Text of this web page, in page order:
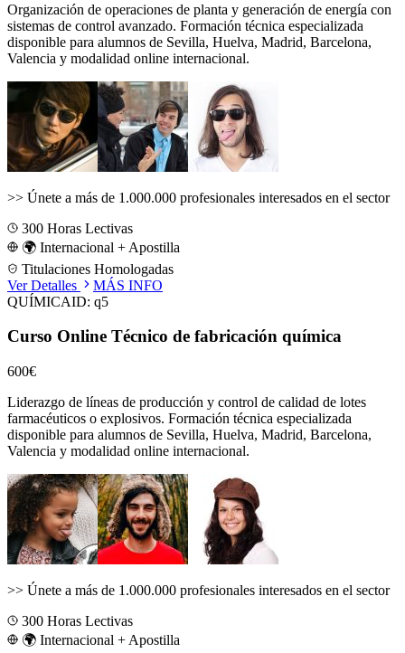
Organización de operaciones de planta y generación de energía con
sistemas de control avanzado. Formación técnica especializada
disponible para alumnos de Sevilla, Huelva, Madrid, Barcelona,
Valencia y modalidad online internacional.
>> Únete a más de 1.000.000 profesionales interesados en el sector
300 Horas Lectivas
🌍 Internacional + Apostilla
Titulaciones Homologadas
Ver Detalles
MÁS INFO
QUÍMICAID: q5
Curso Online Técnico de fabricación química
600€
Liderazgo de líneas de producción y control de calidad de lotes
farmacéuticos o explosivos. Formación técnica especializada
disponible para alumnos de Sevilla, Huelva, Madrid, Barcelona,
Valencia y modalidad online internacional.
>> Únete a más de 1.000.000 profesionales interesados en el sector
300 Horas Lectivas
🌍 Internacional + Apostilla